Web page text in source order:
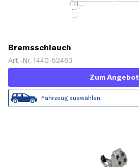
Bremsschlauch
Art.-Nr. 1440-52463
Zum Angebot
Fahrzeug auswählen